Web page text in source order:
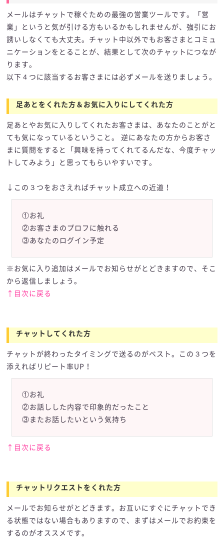
メールはチャットで稼ぐための最強の営業ツールです。「営
業」というと気が引ける方もいるかもしれませんが、強引にお
誘いしなくても大丈夫。チャット中以外でもお客さまとコミュ
ニケーションをとることが、結果として次のチャットにつなが
ります。
以下４つに該当するお客さまには必ずメールを送りましょう。
足あとをくれた方＆お気に入りにしてくれた方
足あとやお気に入りしてくれたお客さまは、あなたのことがと
ても気になっているということ。 逆にあなたの方からお客さ
まに質問をすると「興味を持ってくれてるんだな、今度チャッ
トしてみよう」と思ってもらいやすいです。
↓この３つをおさえればチャット成立への近道！
①お礼
②お客さまのプロフに触れる
③あなたのログイン予定
※お気に入り追加はメールでお知らせがとどきますので、そこ
から返信しましょう。
↑目次に戻る
チャットしてくれた方
チャットが終わったタイミングで送るのがベスト。この３つを
添えればリピート率UP！
①お礼
②お話しした内容で印象的だったこと
③またお話したいという気持ち
↑目次に戻る
チャットリクエストをくれた方
メールでお知らせがとどきます。お互いにすぐにチャットでき
る状態ではない場合もありますので、まずはメールでお約束を
するのがオススメです。